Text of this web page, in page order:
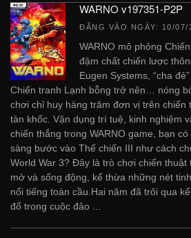
WARNO v197351-P2P
ĐĂNG VÀO NGÀY: 10/07/
WARNO mô phỏng
đậm chất chiến lược
Eugen Systems, “cha
Chiến tranh Lạnh bỗng trở nên… nóng
chơi chỉ huy hàng trăm đơn vị trên
tàn khốc. Vận dụng trí tuệ, kinh nghiệm
chiến thắng trong WARNO game, bạn
sàng bước vào Thế chiến III như cách
World War 3? Đây là trò chơi chiến thuật
mở và sống động, kế thừa những nét
nổi tiếng toàn cầu.Hai năm đã trôi qua
đổ trong cuộc đảo ...